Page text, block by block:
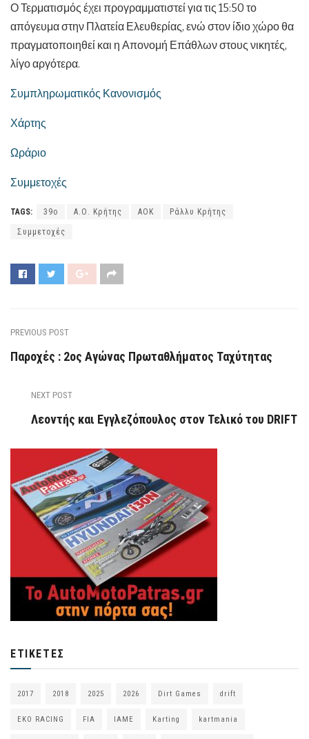
Ο Τερματισμός έχει προγραμματιστεί για τις 15:50 το
απόγευμα στην Πλατεία Ελευθερίας, ενώ στον ίδιο χώρο θα
πραγματοποιηθεί και η Απονομή Επάθλων στους νικητές,
λίγο αργότερα.
Συμπληρωματικός Κανονισμός
Χάρτης
Ωράριο
Συμμετοχές
TAGS: 39ο Α.Ο. Κρήτης ΑΟΚ Ράλλυ Κρήτης
Συμμετοχές
PREVIOUS POST
Παροχές : 2ος Αγώνας Πρωταθλήματος Ταχύτητας
NEXT POST
Λεοντής και Εγγλεζόπουλος στον Τελικό του DRIFT
ΕΤΙΚΈΤΕΣ
2017 2018 2025 2026 Dirt Games drift
EKO RACING FIA IAME Karting kartmania